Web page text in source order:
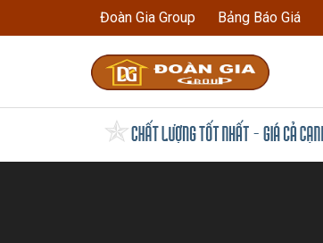
Đoàn Gia Group Bảng Báo Giá